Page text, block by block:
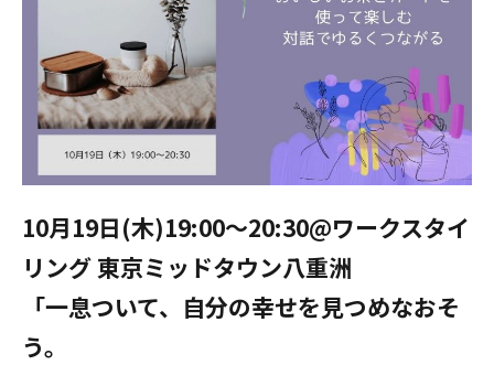
10月19日(木)19:00〜20:30@ワークスタイ
リング 東京ミッドタウン八重洲
「一息ついて、自分の幸せを見つめなおそ
う。